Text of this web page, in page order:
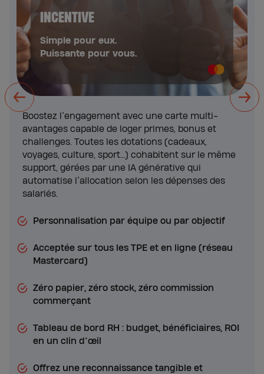
INCENTIVE
Simple pour eux.
Puissante pour vous.
Boostez l’engagement avec une carte multi-
avantages capable de loger primes, bonus et
challenges. Toutes les dotations (cadeaux,
voyages, culture, sport…) cohabitent sur le même
support, gérées par une IA générative qui
automatise l’allocation selon les dépenses des
salariés.
Personnalisation par équipe ou par objectif
Acceptée sur tous les TPE et en ligne (réseau
Mastercard)
Zéro papier, zéro stock, zéro commission
commerçant
Tableau de bord RH : budget, bénéficiaires, ROI
en un clin d’œil
Offrez une reconnaissance tangible et